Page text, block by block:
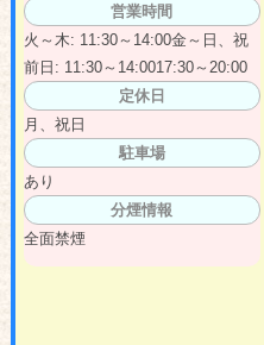
営業時間
火～木: 11:30～14:00金～日、祝
前日: 11:30～14:0017:30～20:00
定休日
月、祝日
駐車場
あり
分煙情報
全面禁煙